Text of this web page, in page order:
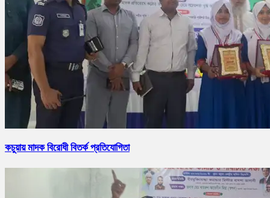
কচুয়ায় মাদক বিরোধী বিতর্ক প্রতিযোগিতা